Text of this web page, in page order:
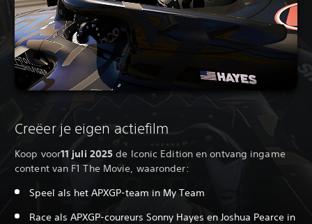
Creëer je eigen actiefilm
Koop voor11 juli 2025 de Iconic Edition en ontvang ingame
content van F1 The Movie, waaronder:
Speel als het APXGP-team in My Team
Race als APXGP-coureurs Sonny Hayes en Joshua Pearce in